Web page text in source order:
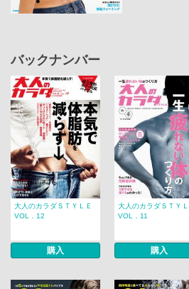
バックナンバー
大人のカラダＳＴＹＬＥ
VOL．12
購入
大人のカラダＳＴＹＬ
VOL．11
購入